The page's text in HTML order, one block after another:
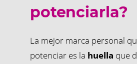
potenciarla?
La mejor marca personal
potenciar es la huella que